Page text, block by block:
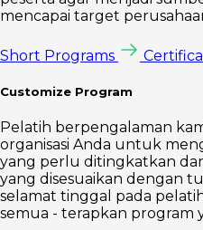
mencapai target
Short Programs
Customize Program
Pelatih berpengalaman
organisasi Anda untuk
yang perlu ditingkatkan
yang disesuaikan dengan
selamat tinggal pada
semua - terapkan program